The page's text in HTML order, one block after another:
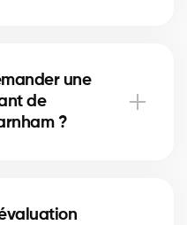
utilisent des données
du marché pour
une
de
?
des acheteurs